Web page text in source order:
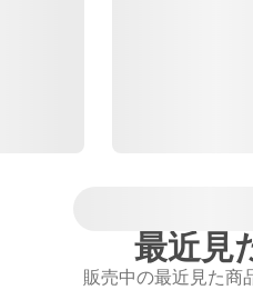
最近見
販売中の最近見た商